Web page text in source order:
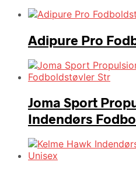
Adipure Pro
Joma Sport
Indendørs